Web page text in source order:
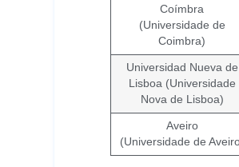
Coímbra
(Universidade de
Coimbra)
Universidad Nueva de
Lisboa (Universidade
Nova de Lisboa)
Aveiro
(Universidade de